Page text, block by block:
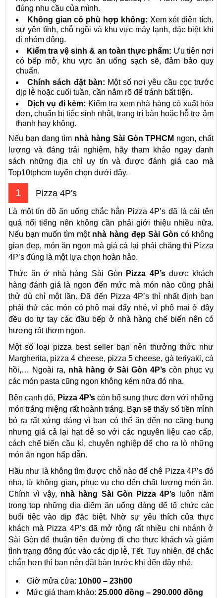
đúng nhu cầu của mình.
Không gian có phù hợp không: Xem xét diện tích,
sự yên tĩnh, chỗ ngồi và khu vực máy lạnh, đặc biệt khi
đi nhóm đông.
Kiểm tra vệ sinh & an toàn thực phẩm: Ưu tiên nơi
có bếp mở, khu vực ăn uống sạch sẽ, đảm bảo quy
chuẩn.
Chính sách đặt bàn: Một số nơi yêu cầu cọc trước
dịp lễ hoặc cuối tuần, cần nắm rõ để tránh bất tiện.
Dịch vụ đi kèm: Kiểm tra xem nhà hàng có xuất hóa
đơn, chuẩn bị tiệc sinh nhật, trang trí bàn hoặc hỗ trợ âm
thanh hay không.
Nếu bạn đang tìm nhà hàng Sài Gòn TPHCM ngon, chất
lượng và đáng trải nghiệm, hãy tham khảo ngay danh
sách những địa chỉ uy tín và được đánh giá cao mà
Top10tphcm tuyển chọn dưới đây.
1 Pizza 4P's
Là một tín đồ ăn uống chắc hẳn Pizza 4P’s đã là cái tên
quá nổi tiếng nên không cần phải giới thiệu nhiều nữa.
Nếu bạn muốn tìm một nhà hàng đẹp Sài Gòn có không
gian đẹp, món ăn ngon mà giá cả lại phải chăng thì Pizza
4P’s đúng là một lựa chọn hoàn hảo.
Thức ăn ở nhà hàng Sài Gòn
Pizza 4P’sđược khách
hàng đánh giá là ngon đến mức mà món nào cũng phải
thử dù chỉ một lần. Đã đến Pizza 4P’s thì nhất định bạn
phải thử các món có phô mai đấy nhé, vì phô mai ở đây
đều do tự tay các đầu bếp ở nhà hàng chế biến nên có
hương rất thơm ngon.
Một số loại pizza best seller bạn nên thưởng thức như
Margherita, pizza 4 cheese, pizza 5 cheese, gà teriyaki, cá
hồi,… Ngoài ra, nhà hàng ở Sài Gòn 4P’s còn phục vụ
các món pasta cũng ngon không kém nữa đó nha.
Bên cạnh đó, Pizza 4P’scòn bổ sung thực đơn với những
món tráng miệng rất hoành tráng. Bạn sẽ thấy số tiền mình
bỏ ra rất xứng đáng vì bạn có thể ăn đến no căng bụng
nhưng giá cả lại hạt dẻ so với các nguyên liệu cao cấp,
cách chế biến cầu kì, chuyên nghiệp để cho ra lò những
món ăn ngon hấp dẫn.
Hầu như là không tìm được chỗ nào để chê Pizza 4P’s đó
nha, từ không gian, phục vụ cho đến chất lượng món ăn.
Chính vì vậy, nhà hàng Sài Gòn Pizza 4P’s luôn nằm
trong top những địa điểm ăn uống đáng để tổ chức các
buổi tiệc vào dịp đặc biệt. Nhờ sự yêu thích của thực
khách mà Pizza 4P’s đã mở rộng rất nhiều chi nhánh ở
Sài Gòn để thuận tiện đường đi cho thực khách và giảm
tình trạng đông đúc vào các dịp lễ, Tết. Tuy nhiên, để chắc
chắn hơn thì bạn nên đặt bàn trước khi đến đây nhé.
Giờ mửa cửa: 10h00 – 23h00
Mức giá tham khảo: 25.000 đồng – 290.000 đồng